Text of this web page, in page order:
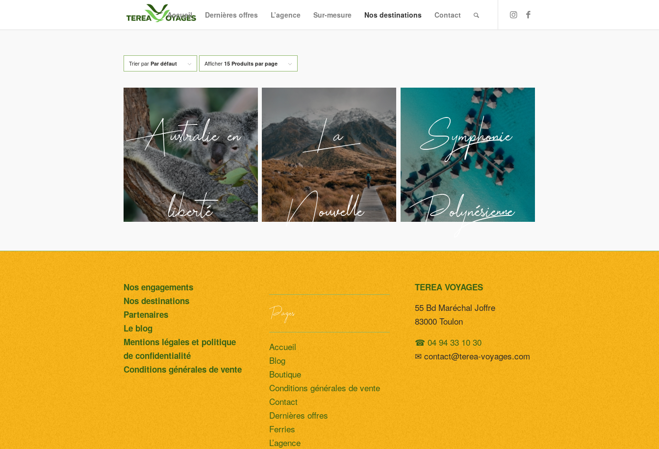
Accueil Dernières offres L’agence Sur-mesure Nos destinations Contact
Trier par Par défaut Afficher 15 Produits par page
Australie en
liberté
La
Nouvelle-
Zélande en
Symphonie
Polynésienne
Nos engagements
Nos destinations
Partenaires
Le blog
Mentions légales et politique
de confidentialité
Conditions générales de vente
Pages
Accueil
Blog
Boutique
Conditions générales de vente
Contact
Dernières offres
Ferries
L’agence
TEREA VOYAGES
55 Bd Maréchal Joffre
83000 Toulon
☎ 04 94 33 10 30
✉ contact@terea-voyages.com